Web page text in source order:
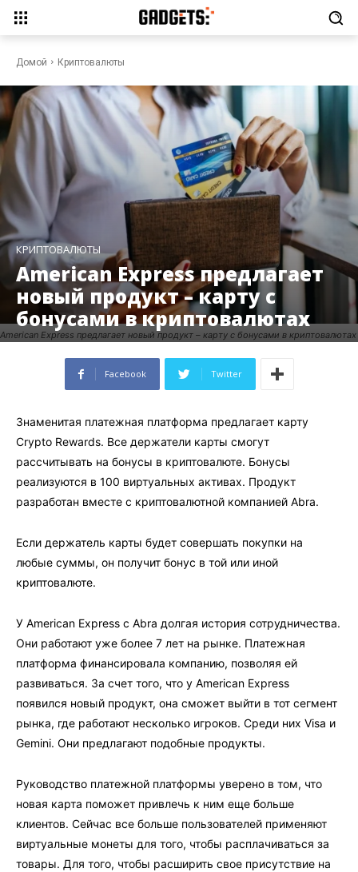
Домой Криптовалюты
American Express предлагает новый продукт – карту с бонусами в криптовалютах
КРИПТОВАЛЮТЫ
American Express предлагает
новый продукт – карту с
бонусами в криптовалютах
Facebook Twitter
Знаменитая платежная платформа предлагает карту
Crypto Rewards. Все держатели карты смогут
рассчитывать на бонусы в криптовалюте. Бонусы
реализуются в 100 виртуальных активах. Продукт
разработан вместе с криптовалютной компанией Abra.
Если держатель карты будет совершать покупки на
любые суммы, он получит бонус в той или иной
криптовалюте.
У American Express с Abra долгая история сотрудничества.
Они работают уже более 7 лет на рынке. Платежная
платформа финансировала компанию, позволяя ей
развиваться. За счет того, что у American Express
появился новый продукт, она сможет выйти в тот сегмент
рынка, где работают несколько игроков. Среди них Visa и
Gemini. Они предлагают подобные продукты.
Руководство платежной платформы уверено в том, что
новая карта поможет привлечь к ним еще больше
клиентов. Сейчас все больше пользователей применяют
виртуальные монеты для того, чтобы расплачиваться за
товары. Для того, чтобы расширить свое присутствие на